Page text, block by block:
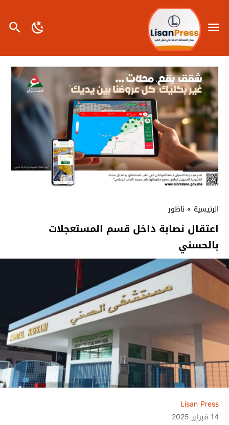
الرئيسية » ناظور
اعتقال نصابة داخل قسم المستعجلات
بالحسني
Lisan Press
14 فبراير 2025